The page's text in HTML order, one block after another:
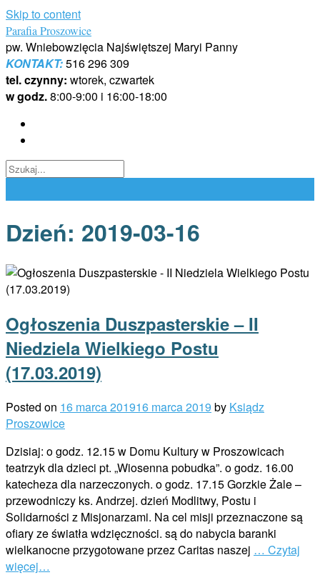
Skip to content
Parafia Proszowice
pw. Wniebowzięcia Najświętszej Maryi Panny
KONTAKT:516 296 309
tel. czynny: wtorek, czwartek
w godz.8:00-9:00 i 16:00-18:00
Dzień: 2019-03-16
Ogłoszenia Duszpasterskie – II
Niedziela Wielkiego Postu
(17.03.2019)
Posted on 16 marca 201916 marca 2019 by Ksiądz
Proszowice
Dzisiaj: o godz. 12.15 w Domu Kultury w Proszowicach
teatrzyk dla dzieci pt. „Wiosenna pobudka”. o godz. 16.00
katecheza dla narzeczonych. o godz. 17.15 Gorzkie Żale –
przewodniczy ks. Andrzej. dzień Modlitwy, Postu i
Solidarności z Misjonarzami. Na cel misji przeznaczone są
ofiary ze światła wdzięczności. są do nabycia baranki
wielkanocne przygotowane przez Caritas naszej … Czytaj
więcej…